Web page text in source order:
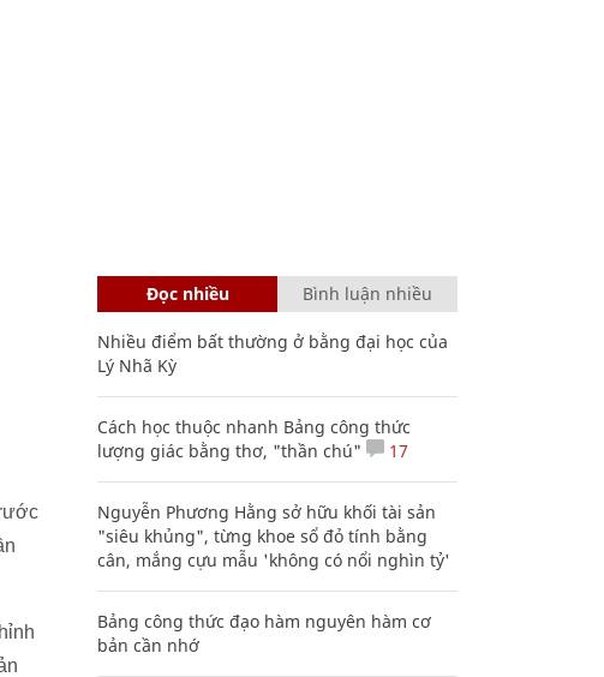
Đọc nhiều Bình luận nhiều
Nhiều điểm bất thường ở bằng đại học của
Lý Nhã Kỳ
Cách học thuộc nhanh Bảng công thức
lượng giác bằng thơ, "thần chú"
17
Nguyễn Phương Hằng sở hữu khối tài sản
"siêu khủng", từng khoe sổ đỏ tính bằng
cân, mắng cựu mẫu 'không có nổi nghìn tỷ'
Bảng công thức đạo hàm nguyên hàm cơ
bản cần nhớ